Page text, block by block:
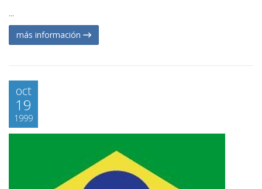
...
más información
oct
19
1999